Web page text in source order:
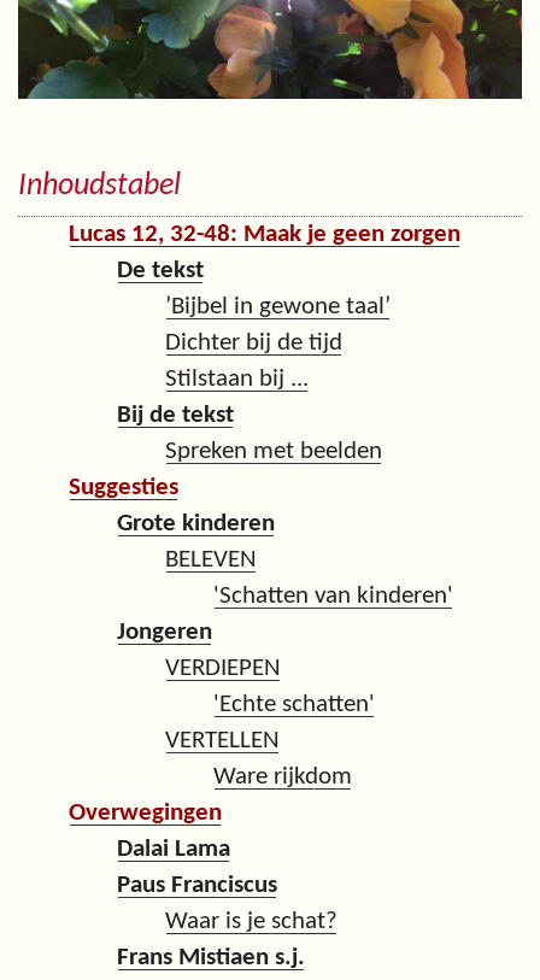
Inhoudstabel
Lucas 12, 32-48: Maak je geen zorgen
De tekst
’Bijbel in gewone taal’
Dichter bij de tijd
Stilstaan bij ...
Bij de tekst
Spreken met beelden
Suggesties
Grote kinderen
BELEVEN
'Schatten van kinderen'
Jongeren
VERDIEPEN
'Echte schatten'
VERTELLEN
Ware rijkdom
Overwegingen
Dalai Lama
Paus Franciscus
Waar is je schat?
Frans Mistiaen s.j.